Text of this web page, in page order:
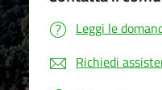
Leggi le
Richiedi